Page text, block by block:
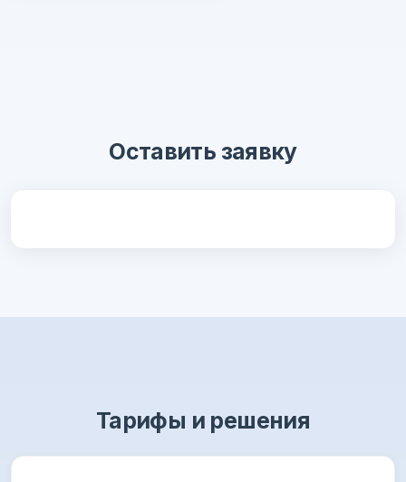
Оставить заявку
Тарифы и решения